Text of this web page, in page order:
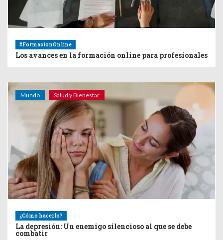
#FormacionOnline
Los avances en la formación online para profesionales
Mundo Salud y Bienestar
¿Cómo hacerlo?
La depresión: Un enemigo silencioso al que se debe
combatir